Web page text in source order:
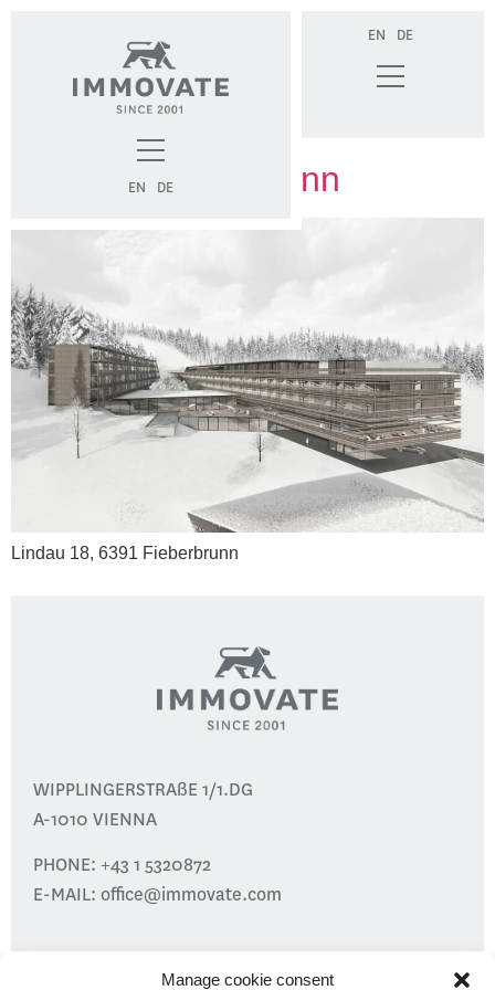
Manage cookie consent
EN DE
EN DE
Skihotel Fieberbrunn
Lindau 18, 6391 Fieberbrunn
WIPPLINGERSTRAßE 1/1.DG
A-1010 VIENNA
PHONE: +43 1 5320872
E-MAIL: office@immovate.com